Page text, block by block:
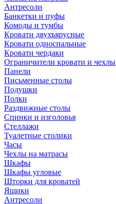
Антресоли
Банкетки и пуфы
Комоды и тумбы
Кровати двухъярусные
Кровати односпальные
Кровати чердаки
Ограничители кровати и чехлы
Панели
Письменные столы
Подушки
Полки
Раздвижные столы
Спинки и изголовья
Стеллажи
Туалетные столики
Часы
Чехлы на матрасы
Шкафы
Шкафы угловые
Шторки для кроватей
Ящики
Антресоли